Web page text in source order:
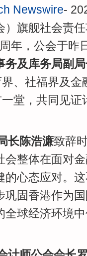
Newswire-
旗舰社会责
年，公会于昨
务及库务局副
、社福界及金
一堂，共同见
长陈浩濂致辞
会整体在面对
的心态应对。
巩固香港作为
全球经济环境